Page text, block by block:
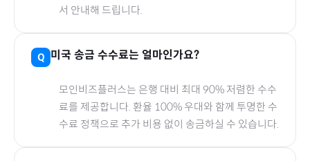
서 안내해 드립니다.
미국 송금 수수료는 얼마인가요?
모인비즈플러스는 은행 대비 최대 90% 저렴한 수수
료를 제공합니다. 환율 100% 우대와 함께 투명한 수
수료 정책으로 추가 비용 없이 송금하실 수 있습니다.